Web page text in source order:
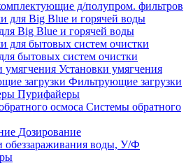
д/полупром. фильтров
Big Blue и горячей воды
бытовых систем очистки
Установки умягчения
Фильтрующие загрузки
Пурифайеры
Системы обратного
Дозирование